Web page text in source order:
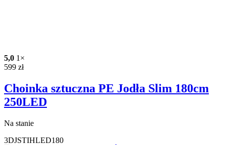
5,0 1×
599 zł
Choinka sztuczna PE Jodła Slim 180cm
250LED
Na stanie
3DJSTIHLED180